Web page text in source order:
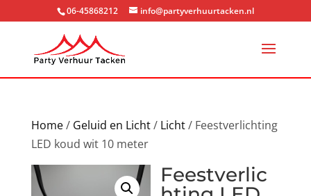
06-45868212 info@partyverhuurtacken.nl
Home/ Geluid en Licht/ Licht/ Feestverlichting
LED koud wit 10 meter
Feestverlic